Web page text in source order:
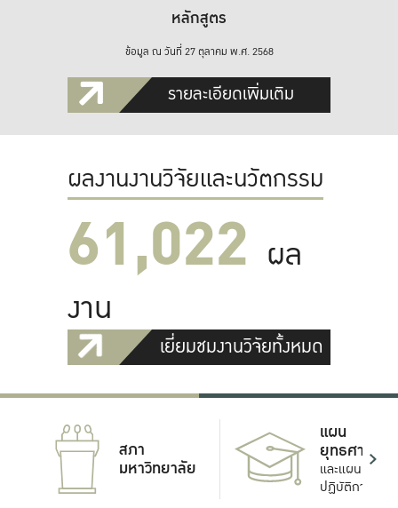
หลักสูตร
ข้อมูล ณ วันที่ 27 ตุลาคม พ.ศ. 2568
รายละเอียดเพิ่มเติม
ผลงานงานวิจัยและนวัตกรรม
61,022 ผล
งาน
เยี่ยมชมงานวิจัยทั้งหมด
สภา
มหาวิทยาลัย
แผน
ยุทธศาสตร์
และแผน
ปฏิบัติการ